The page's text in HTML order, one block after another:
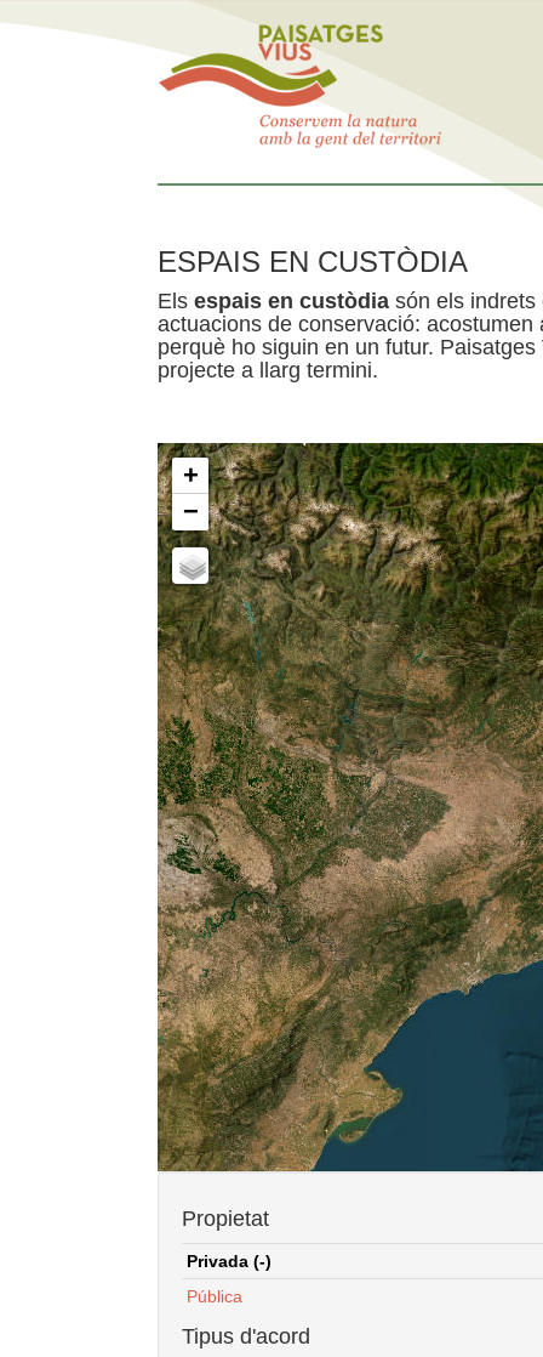
ESPAIS EN CUSTÒDIA
Els espais en custòdia són els indrets
actuacions de conservació:
perquè ho siguin en un futur.
projecte a llarg termini.
+
−
Propietat
Privada (-)
Pública
Tipus d'acord